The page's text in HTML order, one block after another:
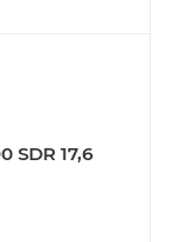
SDR 17,6